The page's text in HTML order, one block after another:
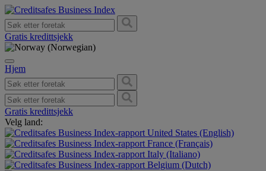
Gratis kredittsjekk
Hjem
Gratis kredittsjekk
Velg land:
United States (English)
France (Français)
Italy (Italiano)
Belgium (Dutch)